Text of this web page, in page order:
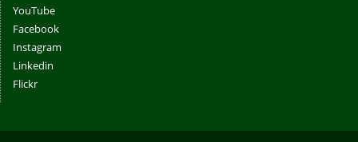
YouTube
Facebook
Instagram
Linkedin
Flickr